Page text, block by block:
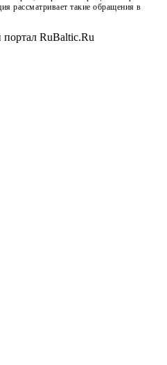
рассматривает такие обращения в
RuBaltic.Ru